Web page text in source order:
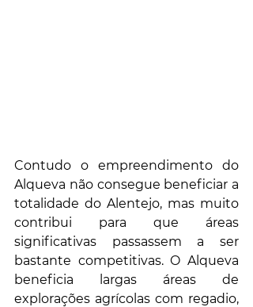
Contudo o empreendimento do
Alqueva não consegue beneficiar a
totalidade do Alentejo, mas muito
contribui para que áreas
significativas passassem a ser
bastante competitivas. O Alqueva
beneficia largas áreas de
explorações agrícolas com regadio,